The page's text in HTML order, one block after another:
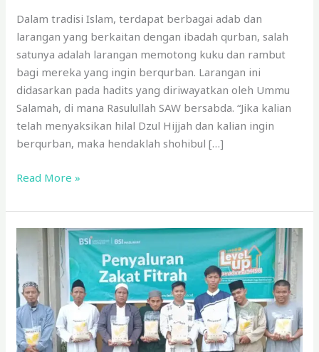
Dalam tradisi Islam, terdapat berbagai adab dan
larangan yang berkaitan dengan ibadah qurban, salah
satunya adalah larangan memotong kuku dan rambut
bagi mereka yang ingin berqurban. Larangan ini
didasarkan pada hadits yang diriwayatkan oleh Ummu
Salamah, di mana Rasulullah SAW bersabda. “Jika kalian
telah menyaksikan hilal Dzul Hijjah dan kalian ingin
berqurban, maka hendaklah shohibul […]
Read More »
BSI
Maslahat
Salurkan
Zakat
Fitrah
dan
Paket